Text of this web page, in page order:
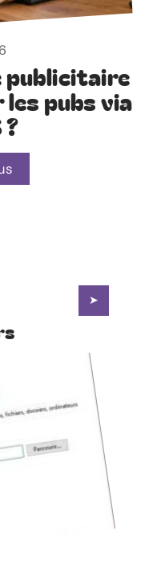
publicitaire
pubs via
?